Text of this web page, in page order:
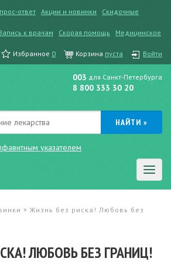
ответ Акции и новинки
Скидочные
к врачам Скорая помощь
Медицинское
Избранное 0 Корзина пуста Войти
указателем
003 для Санкт-Петербурга
8 800 333 30 20
» Жизнь без риска! Любовь без
ЛЮБОВЬ БЕЗ ГРАНИЦ!